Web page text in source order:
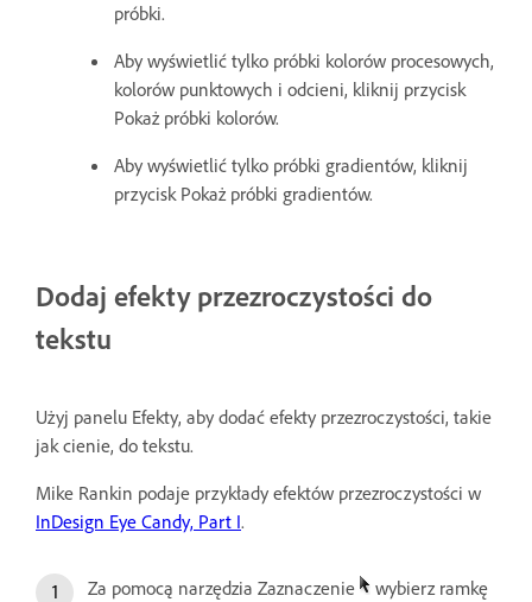
próbki.
Aby wyświetlić tylko próbki kolorów procesowych,
kolorów punktowych i odcieni, kliknij przycisk
Pokaż próbki kolorów.
Aby wyświetlić tylko próbki gradientów, kliknij
przycisk Pokaż próbki gradientów.
Dodaj efekty przezroczystości do
tekstu
Użyj panelu Efekty, aby dodać efekty przezroczystości, takie
jak cienie, do tekstu.
Mike Rankin podaje przykłady efektów przezroczystości w
InDesign Eye Candy, Part I.
Za pomocą narzędzia Zaznaczenie
wybierz ramkę